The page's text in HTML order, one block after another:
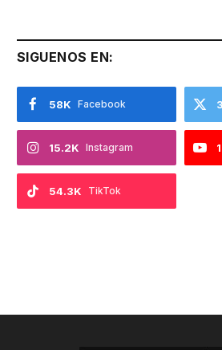
SIGUENOS EN:
Facebook
58K
Instagram
15.2K
TikTok
54.3K